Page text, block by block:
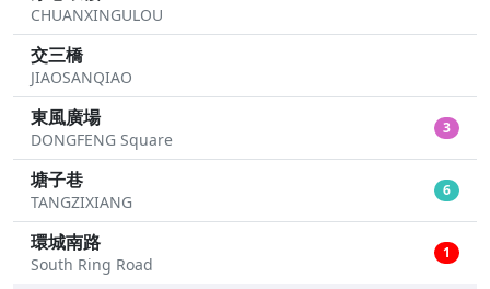
CHUANXINGULOU
交三橋
JIAOSANQIAO
東風廣場
DONGFENG Square
3
塘子巷
TANGZIXIANG
6
環城南路
South Ring Road
1